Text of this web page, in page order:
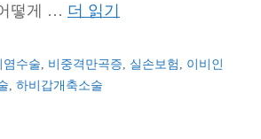
떻게 … 더 읽기
염수술, 비중격만곡증, 실손보험 , 이비인
, 하비갑개축소술